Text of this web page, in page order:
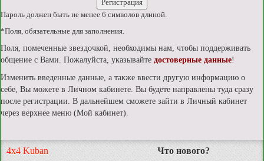
Пароль должен быть не менее 6 символов длиной.
*Поля, обязательные для заполнения.
Поля, помеченные звездочкой, необходимы нам, чтобы поддерживать
общение с Вами. Пожалуйста, указывайте достоверные данные!
Изменить введенные данные, а также ввести другую информацию о
себе, Вы можете в Личном кабинете. Вы будете направлены туда сразу
после регистрации. В дальнейшем сможете зайти в Личный кабинет
через верхнее меню (Мой кабинет).
4x4 Kuban Что нового?